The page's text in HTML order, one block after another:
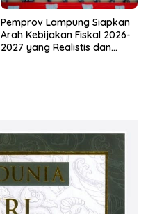
Pemprov Lampung Siapkan
Arah Kebijakan Fiskal 2026-
2027 yang Realistis dan